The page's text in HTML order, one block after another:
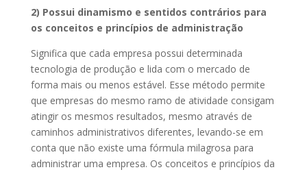
2) Possui dinamismo e sentidos contrários para
os conceitos e princípios de administração
Significa que cada empresa possui determinada
tecnologia de produção e lida com o mercado de
forma mais ou menos estável. Esse método permite
que empresas do mesmo ramo de atividade consigam
atingir os mesmos resultados, mesmo através de
caminhos administrativos diferentes, levando-se em
conta que não existe uma fórmula milagrosa para
administrar uma empresa. Os conceitos e princípios da